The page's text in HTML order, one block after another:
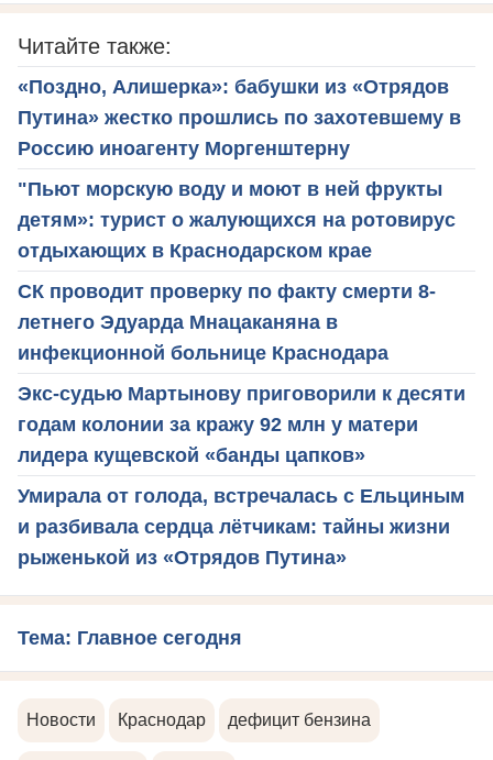
Читайте также:
«Поздно, Алишерка»: бабушки из «Отрядов
Путина» жестко прошлись по захотевшему в
Россию иноагенту Моргенштерну
"Пьют морскую воду и моют в ней фрукты
детям»: турист о жалующихся на ротовирус
отдыхающих в Краснодарском крае
СК проводит проверку по факту смерти 8-
летнего Эдуарда Мнацаканяна в
инфекционной больнице Краснодара
Экс-судью Мартынову приговорили к десяти
годам колонии за кражу 92 млн у матери
лидера кущевской «банды цапков»
Умирала от голода, встречалась с Ельциным
и разбивала сердца лётчикам: тайны жизни
рыженькой из «Отрядов Путина»
Тема: Главное сегодня
Новости Краснодар дефицит бензина